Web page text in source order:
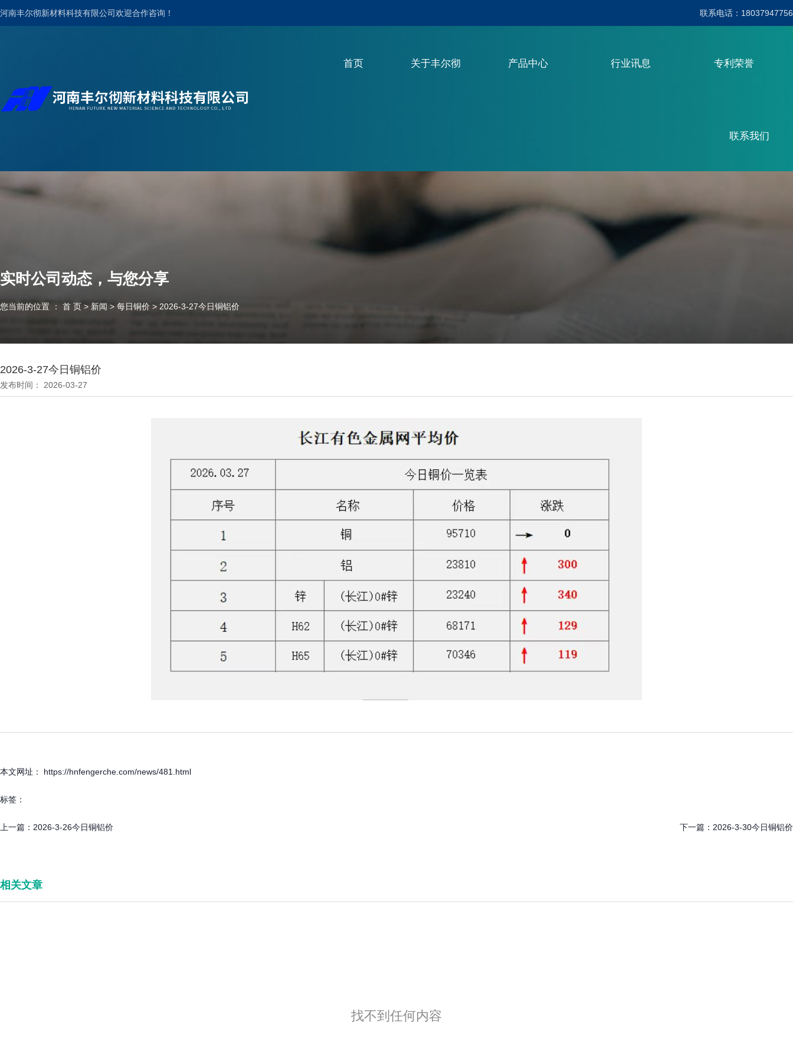
河南丰尔彻新材料科技有限公司欢迎合作咨询！ 联系电话：18037947756
首页 关于丰尔彻 产品中心 行业讯息 专利荣誉
联系我们
实时公司动态，与您分享
您当前的位置 ： 首 页 > 新闻 > 每日铜价 > 2026-3-27今日铜铝价
2026-3-27今日铜铝价
发布时间： 2026-03-27
本文网址： https://hnfengerche.com/news/481.html
标签：
上一篇： 2026-3-26今日铜铝价 下一篇： 2026-3-30今日铜铝价
相关文章
找不到任何内容